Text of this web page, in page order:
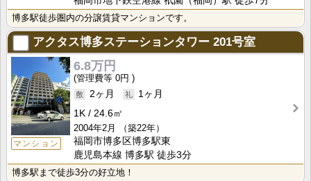
博多駅徒歩圏内の分譲賃貸マンションです。
アクタス博多ステーションタワー 201号室
マンション
6.8万円
0円
2ヶ月
1ヶ月
1K
24.6㎡
2004年2月
（築22年）
福岡市博多区博多駅東
鹿児島本線 博多駅 徒歩3分
博多駅まで徒歩3分の好立地！